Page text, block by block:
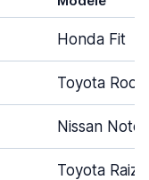
Honda Fit
Toyota
Nissan Note
Toyota Raize